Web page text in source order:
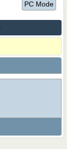
PC Mode